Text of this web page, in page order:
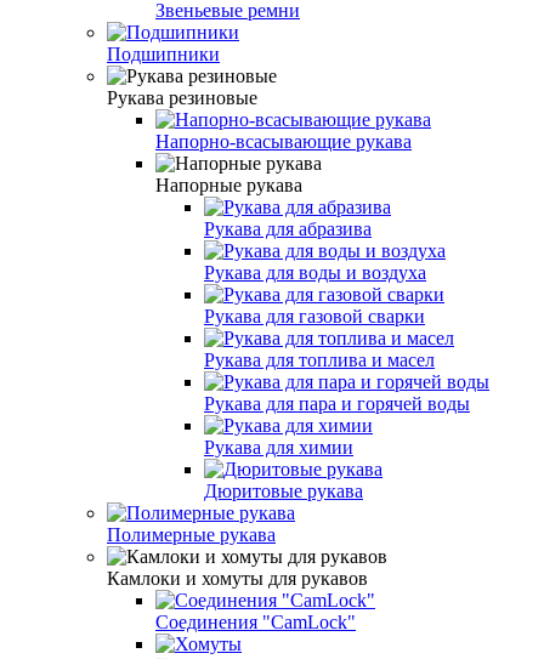
Звеньевые ремни
Подшипники
Рукава резиновые
Напорно-всасывающие рукава
Напорные рукава
Рукава для абразива
Рукава для воды и воздуха
Рукава для газовой сварки
Рукава для топлива и масел
Рукава для пара и горячей воды
Рукава для химии
Дюритовые рукава
Полимерные рукава
Камлоки и хомуты для рукавов
Соединения "CamLock"